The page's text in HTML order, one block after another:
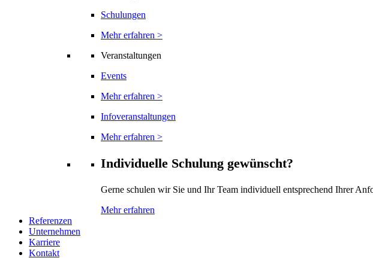
Schulungen
Mehr erfahren >
Veranstaltungen
Events
Mehr erfahren >
Infoveranstaltungen
Mehr erfahren >
Individuelle Schulung gewünscht?
Gerne schulen wir Sie und Ihr Team individuell entsprechend Ihrer
Mehr erfahren
Referenzen
Unternehmen
Karriere
Kontakt